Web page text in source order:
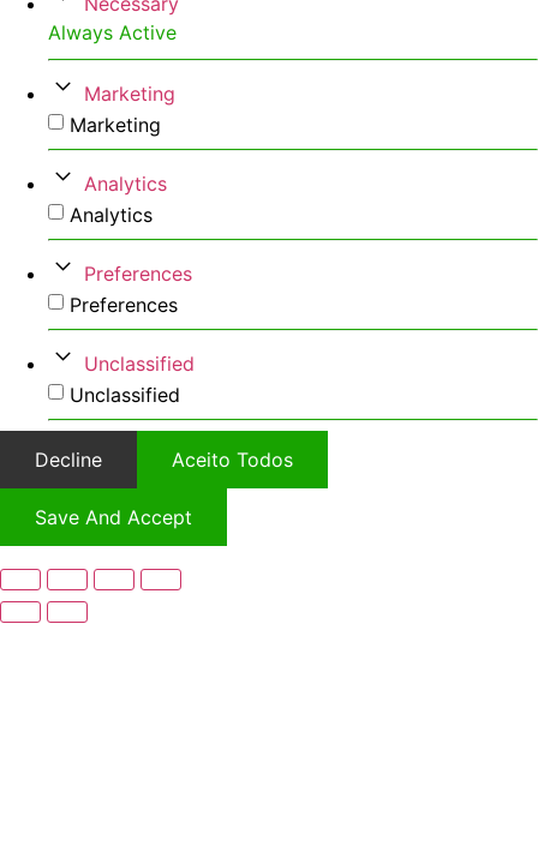
Always Active
Marketing
Marketing
Analytics
Analytics
Preferences
Preferences
Unclassified
Unclassified
Decline Aceito Todos
Save And Accept